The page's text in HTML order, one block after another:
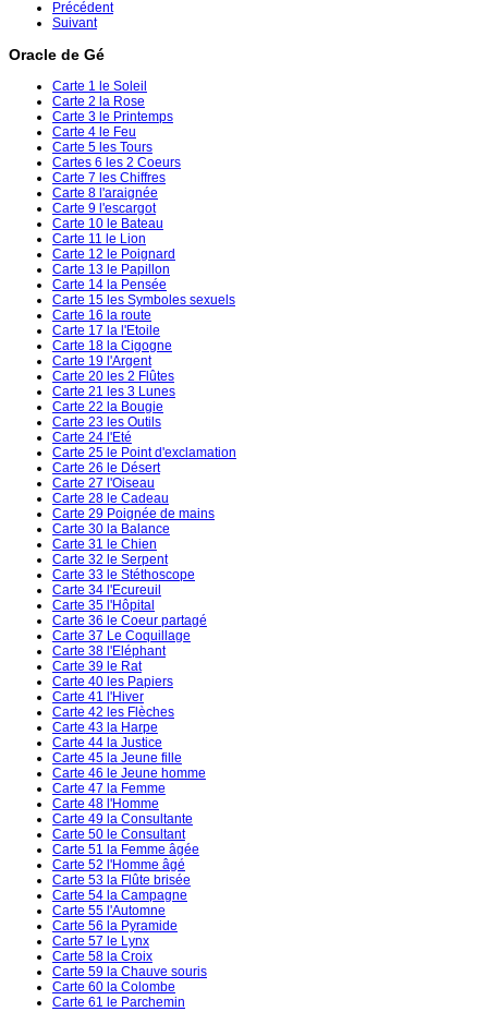
Précédent
Suivant
Oracle de Gé
Carte 1 le Soleil
Carte 2 la Rose
Carte 3 le Printemps
Carte 4 le Feu
Carte 5 les Tours
Cartes 6 les 2 Coeurs
Carte 7 les Chiffres
Carte 8 l'araignée
Carte 9 l'escargot
Carte 10 le Bateau
Carte 11 le Lion
Carte 12 le Poignard
Carte 13 le Papillon
Carte 14 la Pensée
Carte 15 les Symboles sexuels
Carte 16 la route
Carte 17 la l'Etoile
Carte 18 la Cigogne
Carte 19 l'Argent
Carte 20 les 2 Flûtes
Carte 21 les 3 Lunes
Carte 22 la Bougie
Carte 23 les Outils
Carte 24 l'Eté
Carte 25 le Point d'exclamation
Carte 26 le Désert
Carte 27 l'Oiseau
Carte 28 le Cadeau
Carte 29 Poignée de mains
Carte 30 la Balance
Carte 31 le Chien
Carte 32 le Serpent
Carte 33 le Stéthoscope
Carte 34 l'Ecureuil
Carte 35 l'Hôpital
Carte 36 le Coeur partagé
Carte 37 Le Coquillage
Carte 38 l'Eléphant
Carte 39 le Rat
Carte 40 les Papiers
Carte 41 l'Hiver
Carte 42 les Flèches
Carte 43 la Harpe
Carte 44 la Justice
Carte 45 la Jeune fille
Carte 46 le Jeune homme
Carte 47 la Femme
Carte 48 l'Homme
Carte 49 la Consultante
Carte 50 le Consultant
Carte 51 la Femme âgée
Carte 52 l'Homme âgé
Carte 53 la Flûte brisée
Carte 54 la Campagne
Carte 55 l'Automne
Carte 56 la Pyramide
Carte 57 le Lynx
Carte 58 la Croix
Carte 59 la Chauve souris
Carte 60 la Colombe
Carte 61 le Parchemin